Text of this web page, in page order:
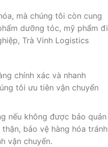
mà chúng tôi còn cung
dưỡng tóc, mỹ phẩm đi
Trà Vinh Logistics
chính xác và nhanh
tôi ưu tiên vận chuyển
nếu không được bảo quản
bảo vệ hàng hóa tránh
vận chuyển.